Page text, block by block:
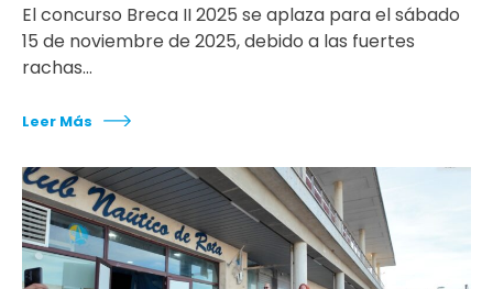
El concurso Breca II 2025 se aplaza para el sábado
15 de noviembre de 2025, debido a las fuertes
rachas…
Leer Más